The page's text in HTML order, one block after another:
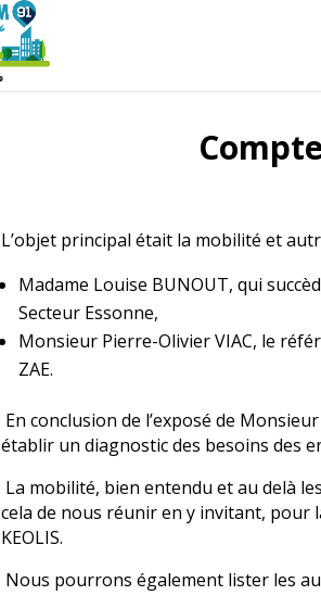
L’objet principal était la mobilité et
Madame Louise BUNOUT, qui
Secteur Essonne,
Monsieur Pierre-Olivier VIAC, le
ZAE.
En conclusion de l’exposé de
établir un diagnostic des besoins des
La mobilité, bien entendu et au delà
cela de nous réunir en y invitant, pour
KEOLIS.
Nous pourrons également lister les